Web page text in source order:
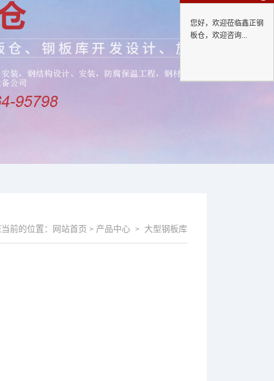
前的位置： 网站首页 > 产品中心 > 大型钢板库
您好，欢迎莅临鑫正钢
板仓，欢迎咨询...